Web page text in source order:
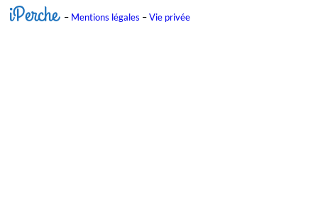
iPerche – Mentions légales –Vie privée